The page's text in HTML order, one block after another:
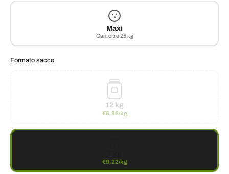
Maxi
Cani oltre 25 kg
Formato sacco
12 kg
€6,86/kg
€9,22/kg